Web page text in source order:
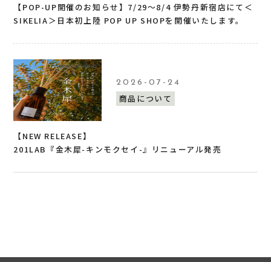
【POP-UP開催のお知らせ】7/29〜8/4 伊勢丹新宿店にて＜
SIKELIA＞日本初上陸 POP UP SHOPを開催いたします。
2026-07-24
商品について
【NEW RELEASE】
201LAB『金木犀-キンモクセイ-』リニューアル発売